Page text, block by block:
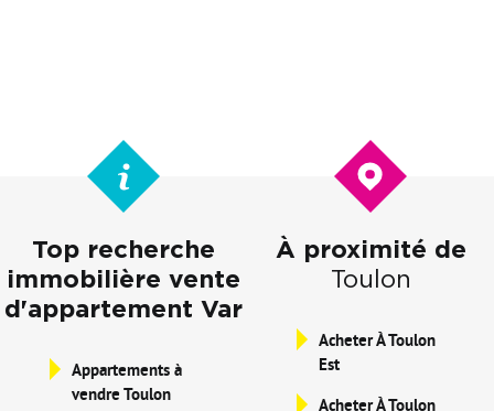
Top recherche
immobilière vente
d'appartement Var
Appartements à
vendre Toulon
À proximité de
Toulon
Acheter À Toulon
Est
Acheter À Toulon